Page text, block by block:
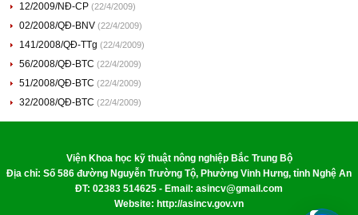
12/2009/NĐ-CP (22/4/2009)
02/2008/QĐ-BNV (22/4/2009)
141/2008/QĐ-TTg (22/4/2009)
56/2008/QĐ-BTC (22/4/2009)
51/2008/QĐ-BTC (22/4/2009)
32/2008/QĐ-BTC (22/4/2009)
Viện Khoa học kỹ thuật nông nghiệp Bắc Trung Bộ
Địa chỉ: Số 586 đường Nguyễn Trường Tộ, Phường Vinh Hưng, tỉnh Nghệ An
ĐT: 02383 514625 - Email: asincv@gmail.com
Website: http://asincv.gov.vn